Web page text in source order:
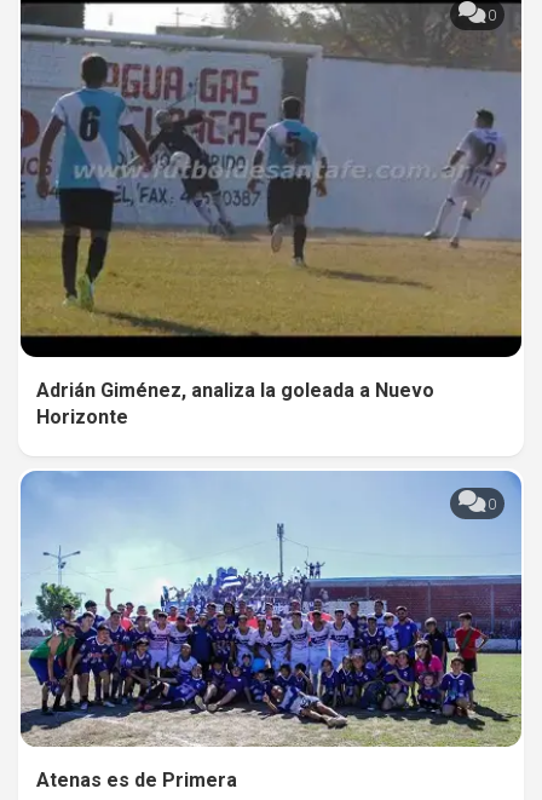
0
Adrián Giménez, analiza la goleada a Nuevo
Horizonte
0
Atenas es de Primera